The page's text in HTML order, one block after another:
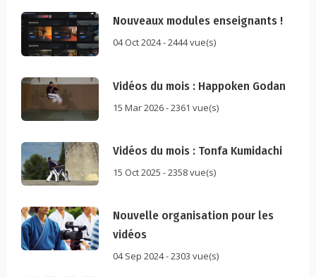
Nouveaux modules enseignants !
04 Oct 2024 - 2444 vue(s)
Vidéos du mois : Happoken Godan
15 Mar 2026 - 2361 vue(s)
Vidéos du mois : Tonfa Kumidachi
15 Oct 2025 - 2358 vue(s)
Nouvelle organisation pour les
vidéos
04 Sep 2024 - 2303 vue(s)